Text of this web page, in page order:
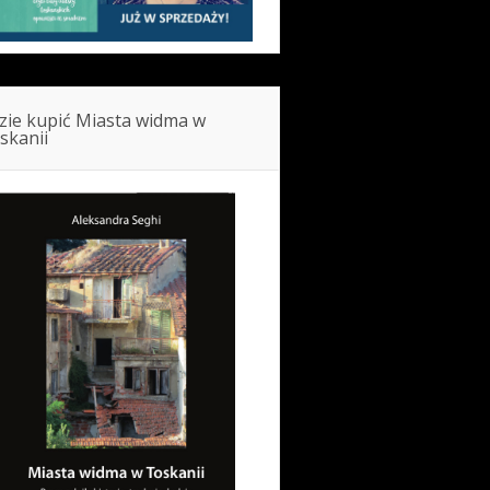
kupić Miasta widma w